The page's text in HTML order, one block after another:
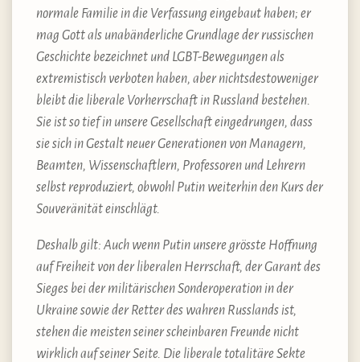
normale Familie in die Verfassung eingebaut haben; er
mag Gott als unabänderliche Grundlage der russischen
Geschichte bezeichnet und LGBT-Bewegungen als
extremistisch verboten haben, aber nichtsdestoweniger
bleibt die liberale Vorherrschaft in Russland bestehen.
Sie ist so tief in unsere Gesellschaft eingedrungen, dass
sie sich in Gestalt neuer Generationen von Managern,
Beamten, Wissenschaftlern, Professoren und Lehrern
selbst reproduziert, obwohl Putin weiterhin den Kurs der
Souveränität einschlägt.
Deshalb gilt: Auch wenn Putin unsere grösste Hoffnung
auf Freiheit von der liberalen Herrschaft, der Garant des
Sieges bei der militärischen Sonderoperation in der
Ukraine sowie der Retter des wahren Russlands ist,
stehen die meisten seiner scheinbaren Freunde nicht
wirklich auf seiner Seite. Die liberale totalitäre Sekte